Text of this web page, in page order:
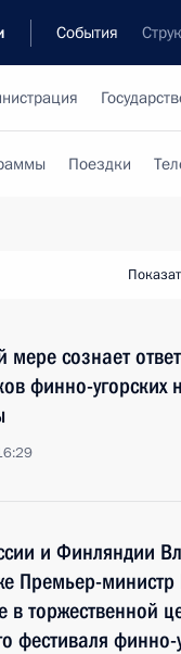
События
Поездки
мере сознает
финно-угорских
и Финляндии
Премьер-
в торжественной
фестиваля финно-